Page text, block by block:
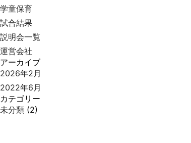
学童保育
試合結果
説明会一覧
運営会社
アーカイブ
2026年2月
2022年6月
カテゴリー
未分類 (2)